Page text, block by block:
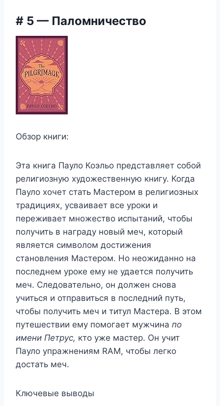
# 5 — Паломничество
Обзор книги:
Эта книга Пауло Коэльо представляет собой
религиозную художественную книгу. Когда
Пауло хочет стать Мастером в религиозных
традициях, усваивает все уроки и
переживает множество испытаний, чтобы
получить в награду новый меч, который
является символом достижения
становления Мастером. Но неожиданно на
последнем уроке ему не удается получить
меч. Следовательно, он должен снова
учиться и отправиться в последний путь,
чтобы получить меч и титул Мастера. В этом
путешествии ему помогает мужчина по
имени Петрус, кто уже мастер. Он учит
Пауло упражнениям RAM, чтобы легко
достать меч.
Ключевые выводы